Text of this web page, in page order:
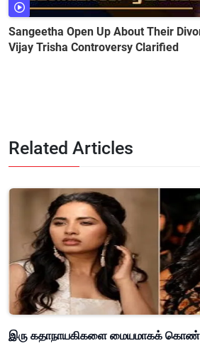
Sangeetha Open Up About Their
Vijay Trisha Controversy Clarified
Related Articles
இரு கதாநாயகிகளை மையமாகக்